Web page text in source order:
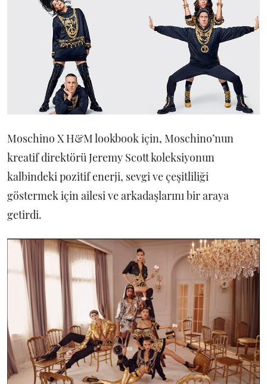
Moschino X H&M lookbook için, Moschino’nun
kreatif direktörü Jeremy Scott koleksiyonun
kalbindeki pozitif enerji, sevgi ve çeşitliliği
göstermek için ailesi ve arkadaşlarını bir araya
getirdi.